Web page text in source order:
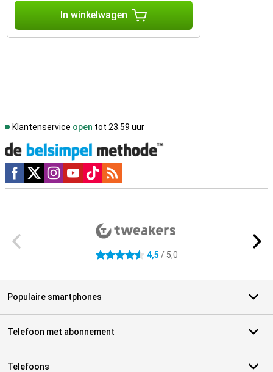
In winkelwagen
Klantenservice open tot 23.59 uur
Social media
4.5 sterren 4,5 / 5,0
Populaire smartphones
Telefoon met abonnement
Telefoons